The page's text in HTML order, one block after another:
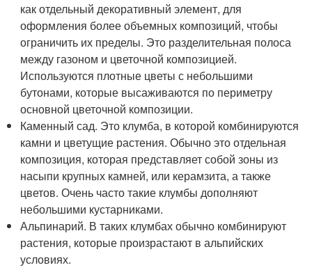
как отдельный декоративный элемент, для
оформления более объемных композиций, чтобы
ограничить их пределы. Это разделительная полоса
между газоном и цветочной композицией.
Используются плотные цветы с небольшими
бутонами, которые высаживаются по периметру
основной цветочной композиции.
Каменный сад. Это клумба, в которой комбинируются
камни и цветущие растения. Обычно это отдельная
композиция, которая представляет собой зоны из
насыпи крупных камней, или керамзита, а также
цветов. Очень часто такие клумбы дополняют
небольшими кустарниками.
Альпинарий. В таких клумбах обычно комбинируют
растения, которые произрастают в альпийских
условиях.